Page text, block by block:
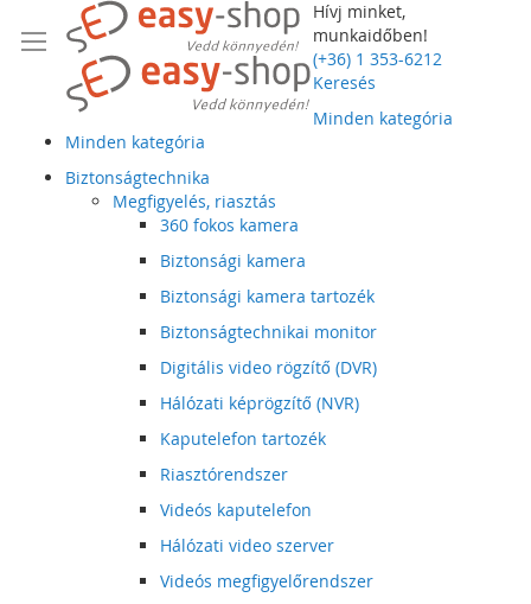
Hívj minket,
munkaidőben!
(+36) 1 353-6212
Keresés
Minden kategória
Minden kategória
Biztonságtechnika
Megfigyelés, riasztás
360 fokos kamera
Biztonsági kamera
Biztonsági kamera tartozék
Biztonságtechnikai monitor
Digitális video rögzítő (DVR)
Hálózati képrögzítő (NVR)
Kaputelefon tartozék
Riasztórendszer
Videós kaputelefon
Hálózati video szerver
Videós megfigyelőrendszer